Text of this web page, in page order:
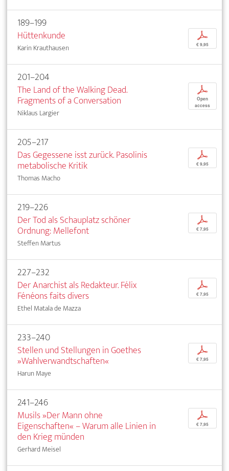
189–199
Hüttenkunde
Karin Krauthausen
p
€ 9,95
201–204
The Land of the Walking Dead.
Fragments of a Conversation
Niklaus Largier
p
Open
access
205–217
Das Gegessene isst zurück. Pasolinis
metabolische Kritik
Thomas Macho
p
€ 9,95
219–226
Der Tod als Schauplatz schöner
Ordnung: Mellefont
Steffen Martus
p
€ 7,95
227–232
Der Anarchist als Redakteur. Félix
Fénéons faits divers
Ethel Matala de Mazza
p
€ 7,95
233–240
Stellen und Stellungen in Goethes
»Wahlverwandtschaften«
Harun Maye
p
€ 7,95
241–246
Musils »Der Mann ohne
Eigenschaften« – Warum alle Linien in
den Krieg münden
Gerhard Meisel
p
€ 7,95